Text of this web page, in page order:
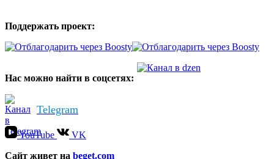
Поддержать проект:
Нас можно найти в соцсетях:
Telegram
YouTube
VK
Cайт живет на beget.com